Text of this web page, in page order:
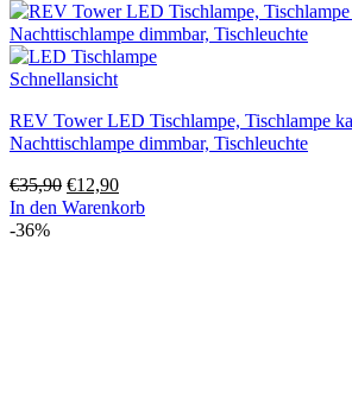
Schnellansicht
REV Tower LED Tischlampe, Tischlampe
Nachttischlampe dimmbar, Tischleuchte
€35,90 Ursprünglicher
Preis
€12,90Aktueller
Preis
In den Warenkorb
-36%